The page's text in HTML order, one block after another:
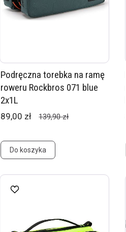
Podręczna torebka na ramę
roweru Rockbros 071 blue
2x1L
89,00 zł 139,90 zł
Do koszyka